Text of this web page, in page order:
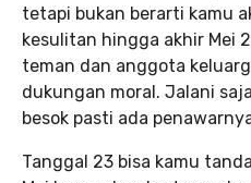
tetapi bukan berarti kamu
kesulitan hingga akhir Mei
teman dan anggota
dukungan moral. Jalani
besok pasti ada
Tanggal 23 bisa kamu